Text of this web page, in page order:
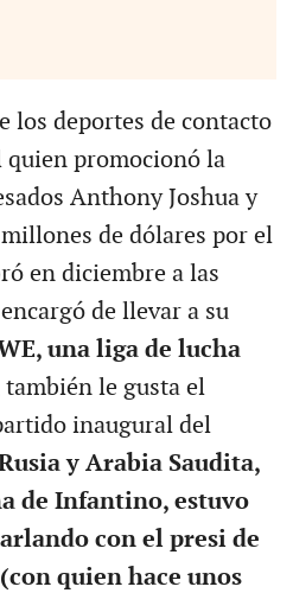
los deportes de contacto
quien promocionó la
Anthony Joshua y
de dólares por el
en diciembre a las
de llevar a su
una liga de lucha
también le gusta el
inaugural del
y Arabia Saudita,
de Infantino, estuvo
con el presi de
quien hace unos